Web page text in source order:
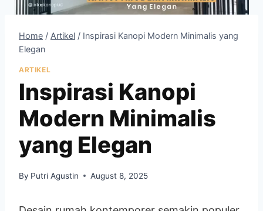
Home / Artikel / Inspirasi Kanopi Modern Minimalis yang
Elegan
ARTIKEL
Inspirasi Kanopi
Modern Minimalis
yang Elegan
By Putri Agustin August 8, 2025